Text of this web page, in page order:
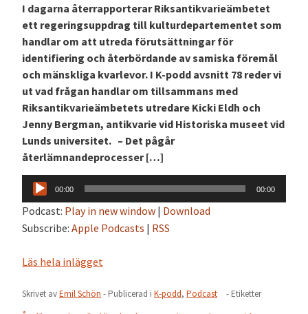
I dagarna återrapporterar Riksantikvarieämbetet
ett regeringsuppdrag till kulturdepartementet som
handlar om att utreda förutsättningar för
identifiering och återbördande av samiska föremål
och mänskliga kvarlevor. I K-podd avsnitt 78 reder vi
ut vad frågan handlar om tillsammans med
Riksantikvarieämbetets utredare Kicki Eldh och
Jenny Bergman, antikvarie vid Historiska museet vid
Lunds universitet. – Det pågår
återlämnandeprocesser […]
Ljudspelare
00:00 00:00
Podcast: Play in new window | Download
Subscribe: Apple Podcasts | RSS
Läs hela inlägget
Skrivet avEmil Schön - Publicerad i K-podd, Podcast
- Etiketter